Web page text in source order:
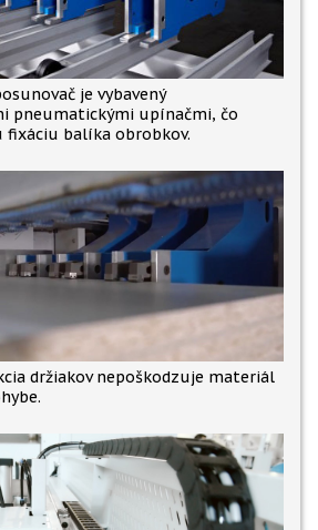
je vybavený
pneumatickými upínačmi, čo
fixáciu balíka obrobkov.
držiakov nepoškodzuje materiál